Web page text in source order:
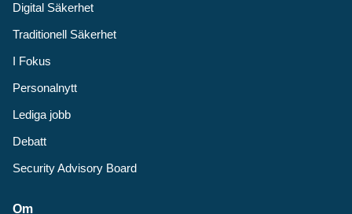
Digital Säkerhet
Traditionell Säkerhet
I Fokus
Personalnytt
Lediga jobb
Debatt
Security Advisory Board
Om